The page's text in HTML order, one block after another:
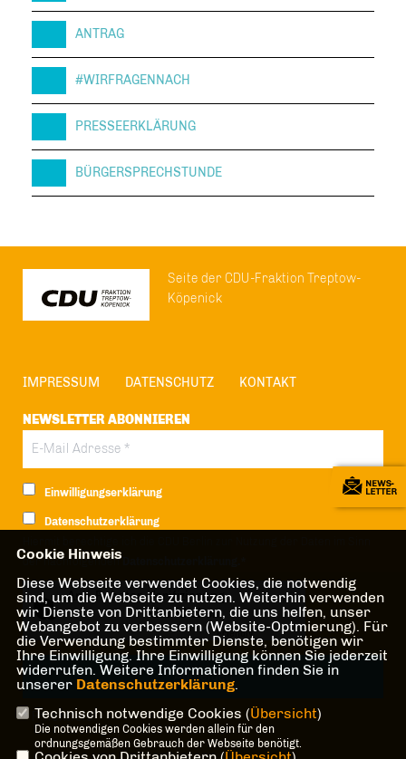
ANTRAG
#WIRFRAGENNACH
PRESSEERKLÄRUNG
BÜRGERSPRECHSTUNDE
Seite der CDU-Fraktion Treptow-
Köpenick
IMPRESSUM DATENSCHUTZ KONTAKT
NEWSLETTER ABONNIEREN
Einwilligungserklärung
Datenschutzerklärung
der nachfolgenden
Anti-Roboter-Verifizierung
Hier klicken
FriendlyCaptcha ⇗
* Pflichtfeld!
Cookie Hinweis
Diese Webseite verwendet Cookies, die notwendig
sind, um die Webseite zu nutzen. Weiterhin verwenden
wir Dienste von Drittanbietern, die uns helfen, unser
Webangebot zu verbessern (Website-Optmierung). Für
die Verwendung bestimmter Dienste, benötigen wir
Ihre Einwilligung. Ihre Einwilligung können Sie jederzeit
widerrufen. Weitere Informationen finden Sie in
unserer Datenschutzerklärung.
Technisch notwendige Cookies (Übersicht)
Die notwendigen Cookies werden allein für den
ordnungsgemäßen Gebrauch der Webseite benötigt.